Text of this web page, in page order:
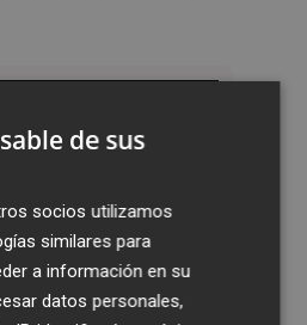
de sus
socios utilizamos
similares para
a información en su
datos personales,